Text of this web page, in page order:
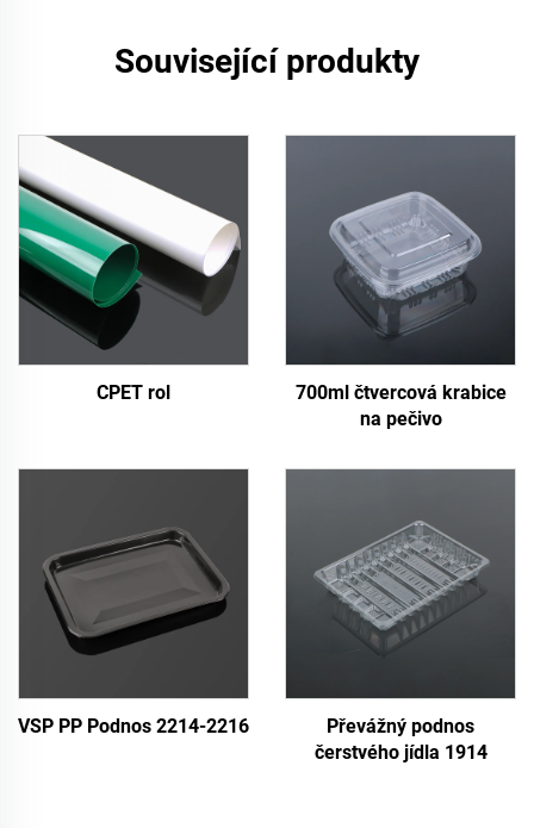
Související produkty
CPET rol
700ml čtvercová krabice
na pečivo
VSP PP Podnos 2214-2216
Převážný podnos
čerstvého jídla 1914